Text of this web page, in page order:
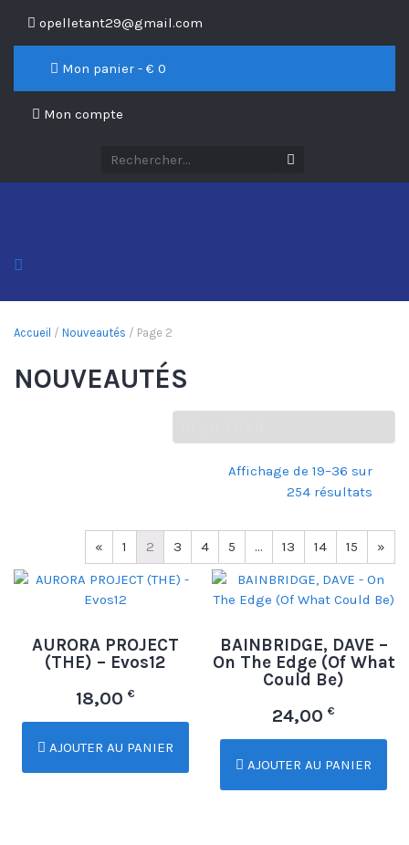
opelletant29@gmail.com
Mon panier - € 0
Mon compte
Accueil / Nouveautés / Page 2
NOUVEAUTÉS
Affichage de 19–36 sur
254 résultats
« 1 2 3 4 5 … 13 14 15 »
AURORA PROJECT
(THE) – Evos12
18,00 €
AJOUTER AU PANIER
BAINBRIDGE, DAVE –
On The Edge (Of What
Could Be)
24,00€
AJOUTER AU PANIER